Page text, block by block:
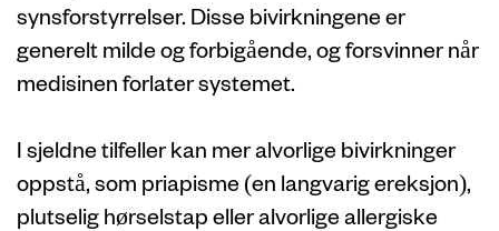
synsforstyrrelser. Disse bivirkningene er
generelt milde og forbigående, og forsvinner når
medisinen forlater systemet.
I sjeldne tilfeller kan mer alvorlige bivirkninger
oppstå, som priapisme (en langvarig ereksjon),
plutselig hørselstap eller alvorlige allergiske